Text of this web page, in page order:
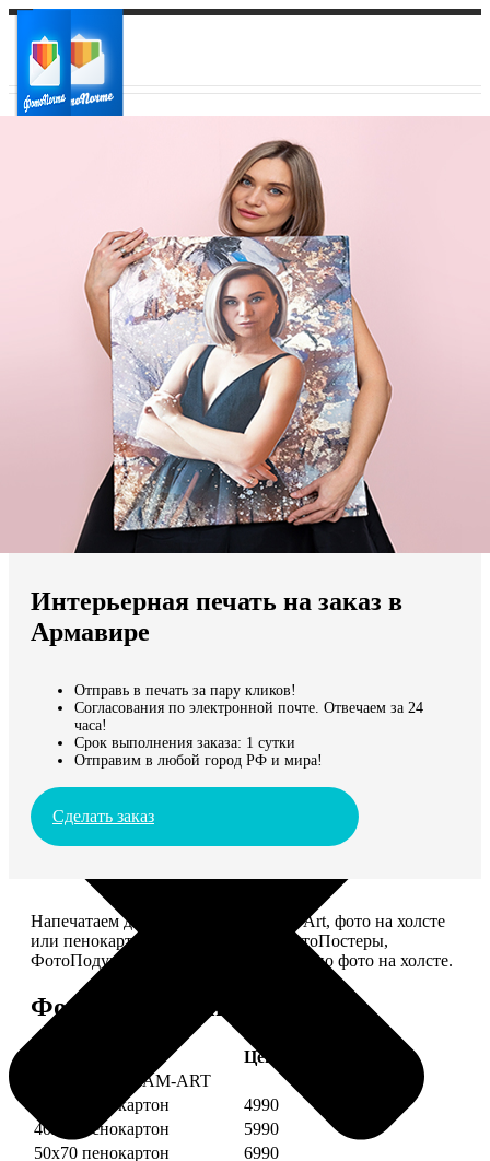
Ваш регион доставки
Выберите из списка:
Мы доставляем по всему миру
Продолжить без города
Интерьерная печать на заказ в
Армавире
Отправь в печать за пару кликов!
Согласования по электронной почте. Отвечаем за 24
часа!
Срок выполнения заказа: 1 сутки
Отправим в любой город РФ и мира!
Сделать заказ
Напечатаем для вас картины Dream-Art, фото на холсте
или пенокартоне, ФотоМозаику, ФотоПостеры,
ФотоПодушки или напишем портрет по фото на холсте.
Форматы и цены
Цена, руб.
Картины DREAM-ART
30х40 пенокартон
4990
40х60 пенокартон
5990
50х70 пенокартон
6990